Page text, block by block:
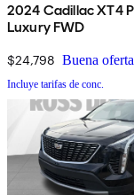
2024 Cadillac XT4
Luxury FWD
$24,798 Buena oferta
Incluye tarifas de conc.